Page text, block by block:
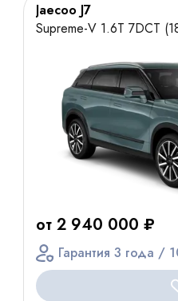
Jaecoo J7
Supreme-V 1.6T 7DCT
от 2 940 000 ₽
Гарантия 3 года /